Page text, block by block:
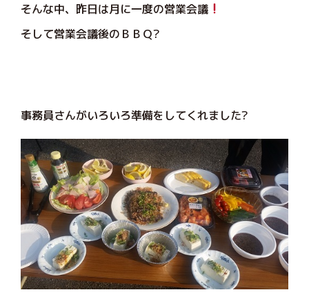
そんな中、昨日は月に一度の営業会議
そして営業会議後のＢＢＱ?
事務員さんがいろいろ準備をしてくれました?